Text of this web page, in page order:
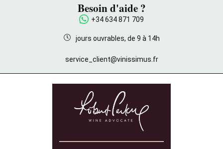
Besoin d'aide ?
+34 634 871 709
jours ouvrables, de 9 à 14h
service_client@vinissimus.fr